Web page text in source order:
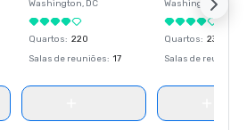
Washington, DC
Quartos: 220
Salas de reuniões: 17
Washington
Quartos: 237
Salas de reuniões